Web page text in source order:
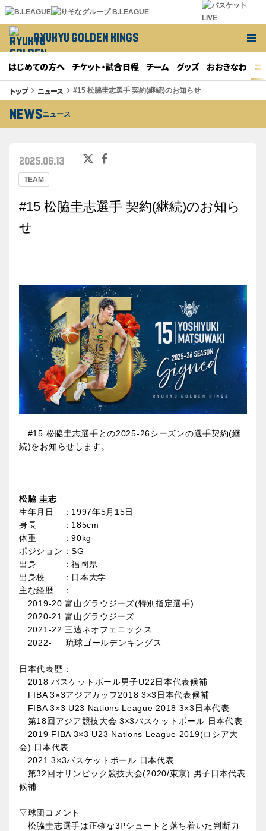
RYUKYU GOLDEN KINGS
はじめての方へ チケット・試合日程 チーム グッズ おおきなわ ニ
トップkeyboard_arrow_right ニュース keyboard_arrow_right #15 松脇圭志選手 契約(継続)のお知らせ
NEWSニュース
TEAM
2025.06.13
#15 松脇圭志選手 契約(継続)のお知ら
せ
#15 松脇圭志選手との2025-26シーズンの選手契約(継
続)をお知らせします。
松脇 圭志
生年月日 ：1997年5月15日
身長 ：185cm
体重 ：90kg
ポジション：SG
出身 ：福岡県
出身校 ：日本大学
主な経歴 ：
2019-20 富山グラウジーズ(特別指定選手)
2020-21 富山グラウジーズ
2021-22 三遠ネオフェニックス
2022- 琉球ゴールデンキングス
日本代表歴：
2018 バスケットボール男子U22日本代表候補
FIBA 3×3アジアカップ2018 3×3日本代表候補
FIBA 3×3 U23 Nations League 2018 3×3日本代表
第18回アジア競技大会 3×3バスケットボール 日本代表
2019 FIBA 3×3 U23 Nations League 2019(ロシア大
会) 日本代表
2021 3×3バスケットボール 日本代表
第32回オリンピック競技大会(2020/東京) 男子日本代表
候補
▽球団コメント
松脇圭志選手は正確な3Pシュートと落ち着いた判断力